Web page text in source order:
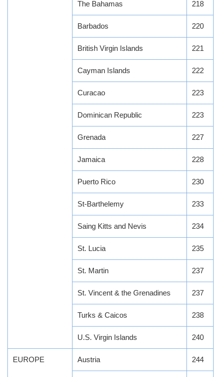
The Bahamas 218
Barbados 220
British Virgin Islands 221
Cayman Islands 222
Curacao 223
Dominican Republic 223
Grenada 227
Jamaica 228
Puerto Rico 230
St-Barthelemy 233
Saing Kitts and Nevis 234
St. Lucia 235
St. Martin 237
St. Vincent & the Grenadines 237
Turks & Caicos 238
U.S. Virgin Islands 240
EUROPE Austria 244